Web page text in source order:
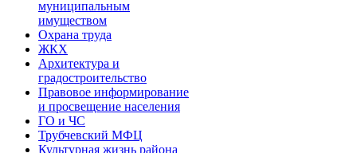
муниципальным
имуществом
Охрана труда
ЖКХ
Архитектура и
градостроительство
Правовое информирование
и просвещение населения
ГО и ЧС
Трубчевский МФЦ
Культурная жизнь района